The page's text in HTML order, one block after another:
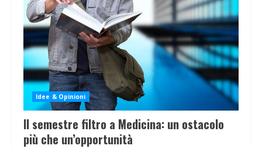
Idee & Opinioni
Il semestre filtro a Medicina: un ostacolo
più che un’opportunità